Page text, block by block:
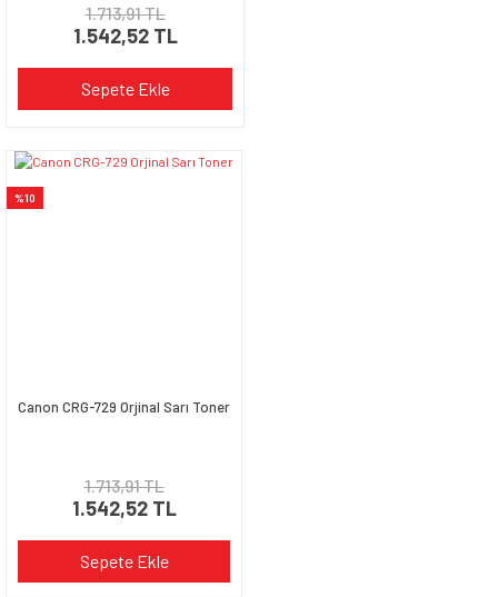
1.713,91 TL
1.542,52 TL
Sepete Ekle
%10
Canon CRG-729 Orjinal Sarı Toner
1.713,91 TL
1.542,52 TL
Sepete Ekle